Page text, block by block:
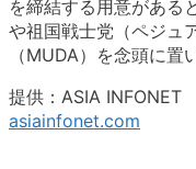
を締結する用意がある
や祖国戦士党（ペジュ
（MUDA）を念頭に置
提供：ASIA INFONET
asiainfonet.com